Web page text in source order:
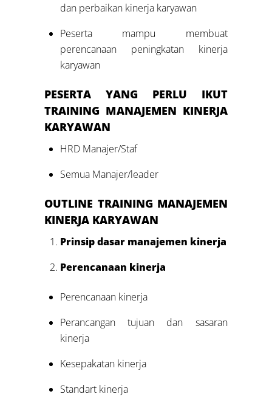
dan perbaikan kinerja karyawan
Peserta mampu membuat
perencanaan peningkatan kinerja
karyawan
PESERTA YANG PERLU IKUT
TRAINING MANAJEMEN KINERJA
KARYAWAN
HRD Manajer/Staf
Semua Manajer/leader
OUTLINE TRAINING MANAJEMEN
KINERJA KARYAWAN
Prinsip dasar manajemen kinerja
Perencanaan kinerja
Perencanaan kinerja
Perancangan tujuan dan sasaran
kinerja
Kesepakatan kinerja
Standart kinerja